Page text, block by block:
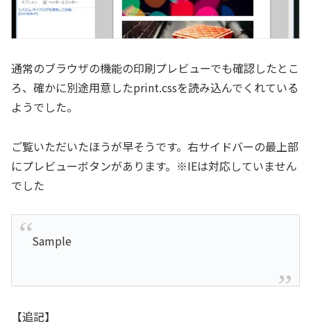
通常のブラウザの機能の印刷プレビューでも確認したとこ
ろ、確かに別途用意したprint.cssを読み込んでくれている
ようでした。
ご覧いただいたほうが早そうです。右サイドバーの最上部
にプレビューボタンがあります。※IEは対応していません
でした
Sample
【追記】